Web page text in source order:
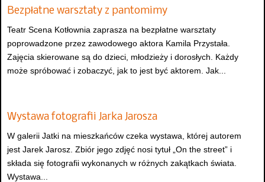
Bezpłatne warsztaty z pantomimy
Teatr Scena Kotłownia zaprasza na bezpłatne warsztaty
poprowadzone przez zawodowego aktora Kamila Przystała.
Zajęcia skierowane są do dzieci, młodzieży i dorosłych. Każdy
może spróbować i zobaczyć, jak to jest być aktorem. Jak...
Wystawa fotografii Jarka Jarosza
W galerii Jatki na mieszkańców czeka wystawa, której autorem
jest Jarek Jarosz. Zbiór jego zdjęć nosi tytuł „On the street” i
składa się fotografii wykonanych w różnych zakątkach świata.
Wystawa...